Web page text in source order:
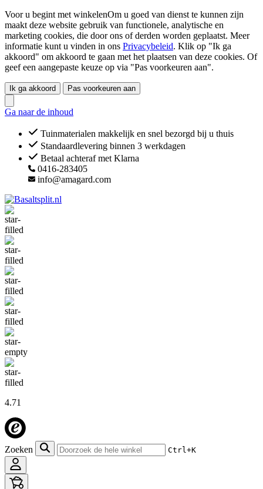
Voor u begint met winkelenOm u goed van dienst te kunnen zijn
maakt deze website gebruik van functionele, analytische en
marketing cookies, die door ons of derden worden geplaatst. Meer
informatie kunt u vinden in ons Privacybeleid. Klik op "Ik ga
akkoord" om akkoord te gaan met het plaatsen van deze cookies. Of
geef een aangepaste keuze op via "Pas voorkeuren aan".
Ik ga akkoord Pas voorkeuren aan
Ga naar de inhoud
Tuinmaterialen makkelijk en snel bezorgd bij u thuis
Standaardlevering binnen 3 werkdagen
Betaal achteraf met Klarna
0416-283405
info@amagard.com
4.71
Zoeken Ctrl+K